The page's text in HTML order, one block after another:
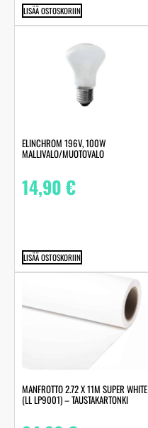
LISÄÄ OSTOSKORIIN
ELINCHROM 196V, 100W
MALLIVALO/MUOTOVALO
14,90€
LISÄÄ OSTOSKORIIN
MANFROTTO 2.72 X 11M SUPER WHITE
(LL LP9001) – TAUSTAKARTONKI